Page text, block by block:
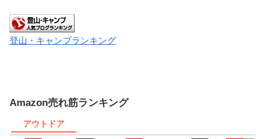
登山・キャンプランキング
Amazon売れ筋ランキング
アウトドア